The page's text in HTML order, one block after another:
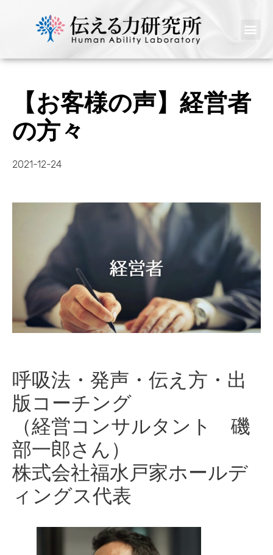
【お客様の声】経営者
の方々
2021-12-24
呼吸法・発声・伝え方・出
版コーチング
（経営コンサルタント 磯
部一郎さん）
株式会社福水戸家ホールデ
ィングス代表